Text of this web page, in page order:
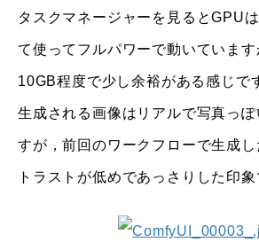
タスクマネージャーを見るとGPU
て使ってフルパワーで動いていま
10GB程度で少し余裕がある感じで
生成される画像はリアルで写真っ
すが，前回のワークフローで生成
トラストが低めであっさりした印象